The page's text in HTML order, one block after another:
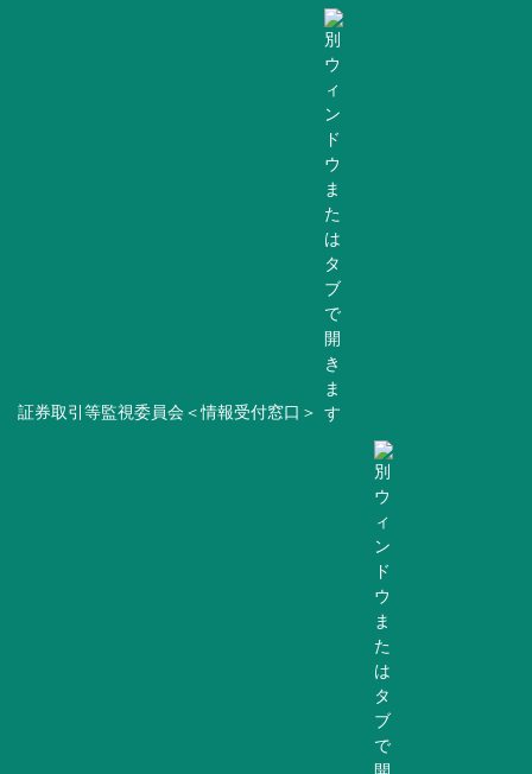
証券取引等監視委員会＜情報受付窓口＞